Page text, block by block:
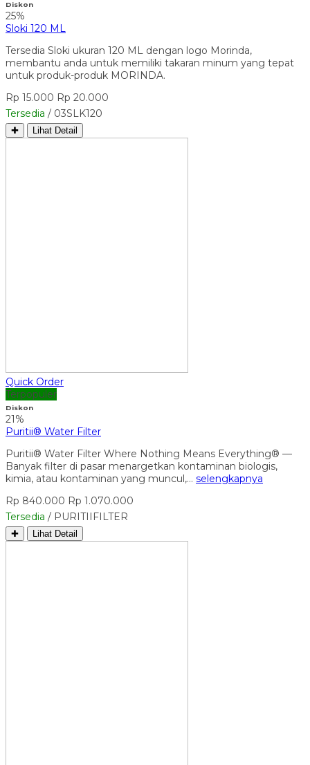
Diskon
25%
Sloki 120 ML
Tersedia Sloki ukuran 120 ML dengan logo Morinda,
membantu anda untuk memiliki takaran minum yang tepat
untuk produk-produk MORINDA.
Rp 15.000 Rp 20.000
Tersedia / 03SLK120
✚ Lihat Detail
Quick Order
Terpopuler
Diskon
21%
Puritii® Water Filter
Puritii® Water Filter Where Nothing Means Everything® —
Banyak filter di pasar menargetkan kontaminan biologis,
kimia, atau kontaminan yang muncul,… selengkapnya
Rp 840.000 Rp 1.070.000
Tersedia / PURITIIFILTER
✚ Lihat Detail